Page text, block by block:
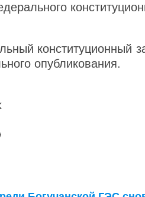
конституционный
опубликования.